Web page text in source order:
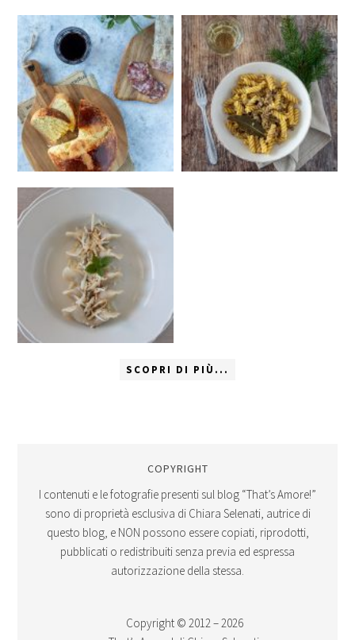
SCOPRI DI PIÙ...
COPYRIGHT
I contenuti e le fotografie presenti sul blog “That’s Amore!”
sono di proprietà esclusiva di Chiara Selenati, autrice di
questo blog, e NON possono essere copiati, riprodotti,
pubblicati o redistribuiti senza previa ed espressa
autorizzazione della stessa.
Copyright © 2012 – 2026